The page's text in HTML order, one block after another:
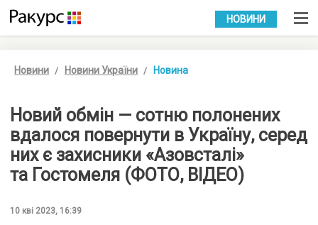
УКР РУС
НОВИНИ
Новини Новини України Новина
Новий обмін — сотню полонених
вдалося повернути в Україну, серед
них є захисники «Азовсталі»
та Гостомеля (ФОТО, ВІДЕО)
10 кві 2023, 16:39